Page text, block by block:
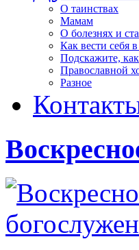
О таинствах
Мамам
О болезнях и
Как вести себя
Подскажите, как
Православной
Разное